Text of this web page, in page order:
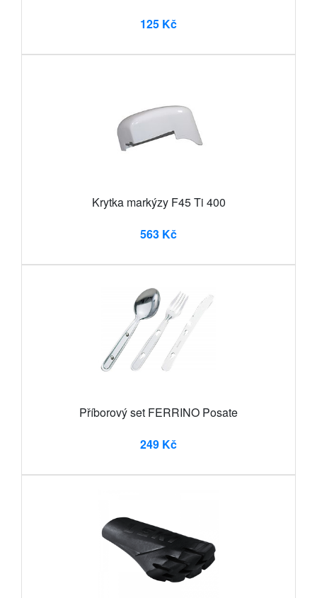
125 Kč
Krytka markýzy F45 Ti 400
563 Kč
Příborový set FERRINO Posate
249 Kč